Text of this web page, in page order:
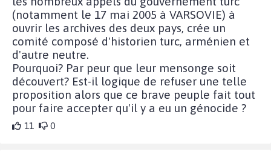
(notamment le 17 mai 2005 à VARSOVIE) à
ouvrir les archives des deux pays, crée un
comité composé d'historien turc, arménien et
d'autre neutre.
Pourquoi? Par peur que leur mensonge soit
découvert? Est-il logique de refuser une telle
proposition alors que ce brave peuple fait tout
pour faire accepter qu'il y a eu un génocide ?
11 0